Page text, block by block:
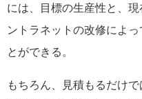
には、目標の生産性と、
ントラネットの改修によ
とができる。
もちろん、見積もるだけ